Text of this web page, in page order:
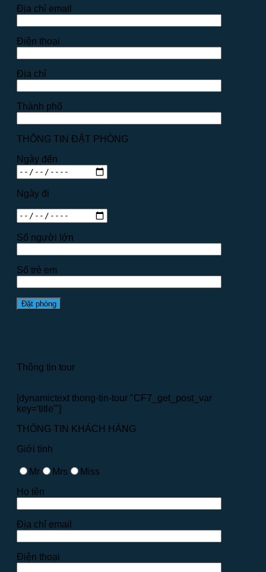
Địa chỉ email
Điện thoại
Địa chỉ
Thành phố
THÔNG TIN ĐẶT PHÒNG
Ngày đến
Ngày đi
Số người lớn
Số trẻ em
Thông tin tour
[dynamictext thong-tin-tour "CF7_get_post_var
key='title'"]
THÔNG TIN KHÁCH HÀNG
Giới tính
Mr Mrs
Miss
Họ tên
Địa chỉ email
Điện thoại